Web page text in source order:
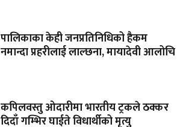
पालिकाका केही जनप्रतिनिधिको हैकम
नमान्दा प्रहरीलाई लाल्छना, मायादेवी आलोचि
कपिलवस्तु ओदारीमा भारतीय ट्रकले ठक्कर
दिदाँ गम्भिर घाईते विधार्थीको मृत्यु